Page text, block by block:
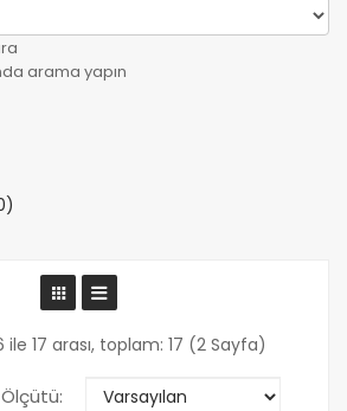
arama yapın
ile 17 arası, toplam: 17 (2 Sayfa)